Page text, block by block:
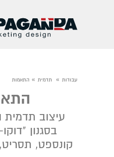
עבודות » תדמית » התאמות
עיצוב תדמית
בסגנון
קונספט,